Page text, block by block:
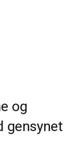
og
gensynet